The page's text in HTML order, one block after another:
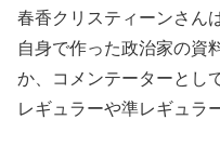
春香クリスティーンさん
自身で作った政治家の資
か、コメンテーターとし
レギュラーや準レギュラ